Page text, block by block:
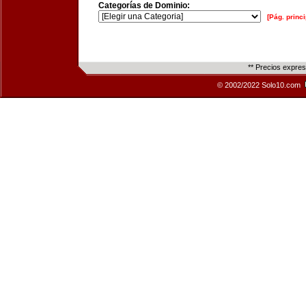
Categorías de Dominio:
[Pág.
** Precios
© 2002/2022 Solo10.com